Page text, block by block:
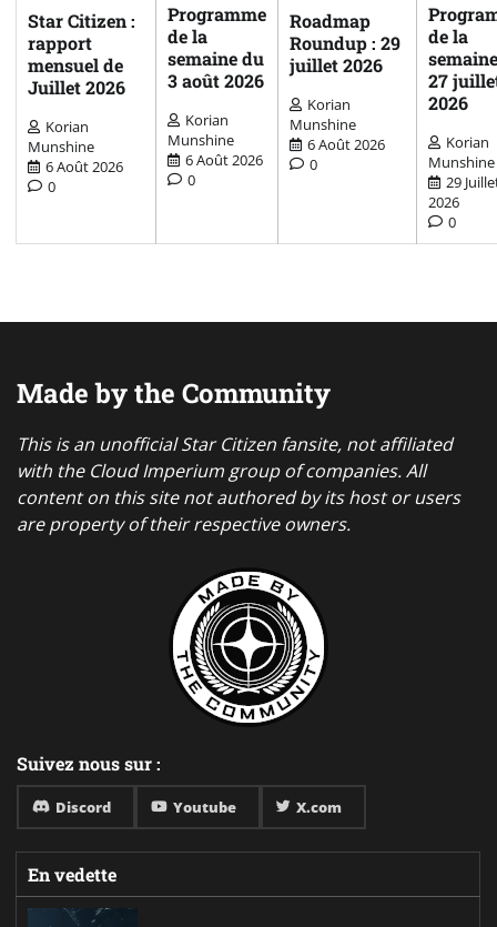
Star Citizen :
rapport
mensuel de
Juillet 2026
Korian
Munshine
6 Août 2026
0
Programme
de la
semaine du
3 août 2026
Korian
Munshine
6 Août 2026
0
Roadmap
Roundup : 29
juillet 2026
Korian
Munshine
6 Août 2026
0
de la
27
2026
Korian
Munshine
29
2026
0
Made by the Community
This is an unofficial Star Citizen fansite, not affiliated
with the Cloud Imperium group of companies. All
content on this site not authored by its host or users
are property of their respective owners.
Suivez nous sur :
Discord Youtube X.com
En vedette